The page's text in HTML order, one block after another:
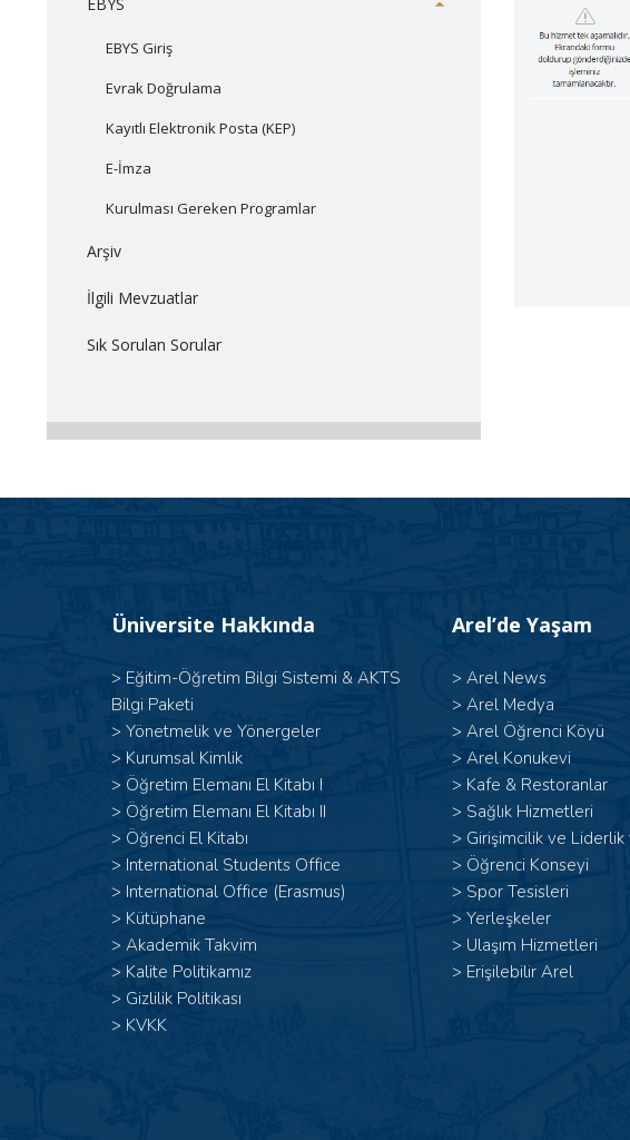
EBYS Giriş
Evrak Doğrulama
Kayıtlı Elektronik Posta (KEP)
E-İmza
Kurulması Gereken Programlar
Arşiv
İlgili Mevzuatlar
Sık Sorulan Sorular
Üniversite Hakkında
> Eğitim-Öğretim Bilgi Sistemi & AKTS
Bilgi Paketi
> Yönetmelik ve Yönergeler
> Kurumsal Kimlik
> Öğretim Elemanı El Kitabı I
> Öğretim Elemanı El Kitabı II
> Öğrenci El Kitabı
> International Students Office
> International Office (Erasmus)
> Kütüphane
> Akademik Takvim
> Kalite Politikamız
> Gizlilik Politikası
> KVKK
Arel’de Yaşam
> Arel News
> Arel Medya
> Arel Öğrenci Köyü
> Arel Konukevi
> Kafe & Restoranlar
> Sağlık Hizmetleri
> Girişimcilik ve
> Öğrenci Konseyi
> Spor Tesisleri
> Yerleşkeler
> Ulaşım Hizmetleri
> Erişilebilir Arel